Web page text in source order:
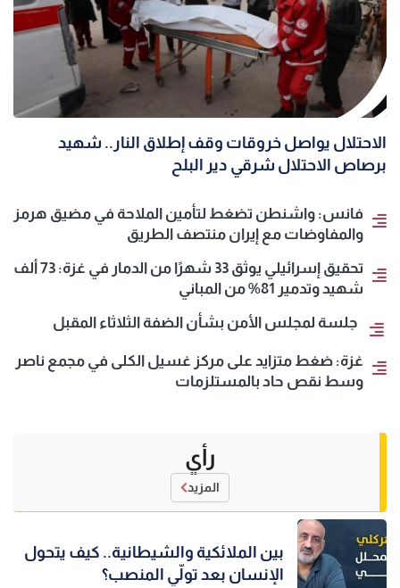
الاحتلال يواصل خروقات وقف إطلاق النار.. شهيد
برصاص الاحتلال شرقي دير البلح
فانس: واشنطن تضغط لتأمين الملاحة في مضيق هرمز
والمفاوضات مع إيران منتصف الطريق
تحقيق إسرائيلي يوثق 33 شهرًا من الدمار في غزة: 73 ألف
شهيد وتدمير 81% من المباني
جلسة لمجلس الأمن بشأن الضفة الثلاثاء المقبل
غزة: ضغط متزايد على مركز غسيل الكلى في مجمع ناصر
وسط نقص حاد بالمستلزمات
رأي
المزيد
بين الملائكية والشيطانية.. كيف يتحول
الإنسان بعد تولّي المنصب؟